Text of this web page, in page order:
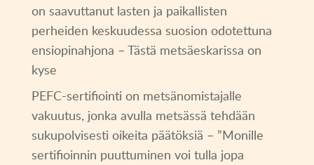
on saavuttanut lasten ja paikallisten
perheiden keskuudessa suosion odotettuna
ensiopinahjona – Tästä metsäeskarissa on
kyse
PEFC-sertifiointi on metsänomistajalle
vakuutus, jonka avulla metsässä tehdään
sukupolvisesti oikeita päätöksiä – ”Monille
sertifioinnin puuttuminen voi tulla jopa